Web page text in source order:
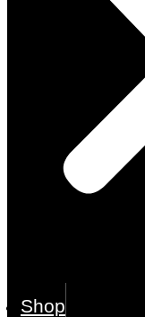
Shop